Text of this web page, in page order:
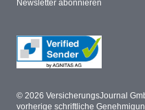
Newsletter abonnieren
© 2026 VersicherungsJournal
vorherige schriftliche